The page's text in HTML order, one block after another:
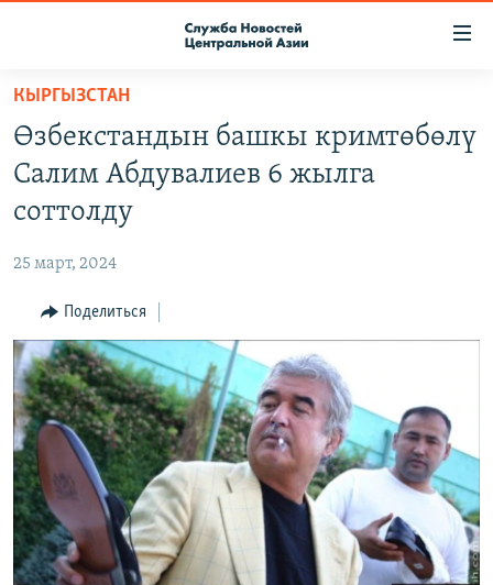
Вернуться
основному
содержанию
главной
навигации
Вернутся
поиску
О ПРОЕКТЕ
НАСТОЯЩЕЕ ВРЕМЯ
МИГРАНТ МЕДИА
КЫРГЫЗСТАН
Өзбекстандын башкы кримтөбөлү
Салим Абдувалиев 6 жылга
соттолду
25 март, 2024
Поделиться